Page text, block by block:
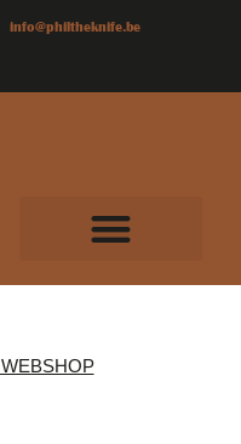
info@philtheknife.be